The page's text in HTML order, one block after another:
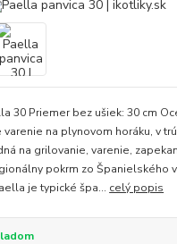
30 Priemer bez ušiek: 30 cm
varenie na plynovom horáku, v
na grilovanie, varenie,
pokrm zo Španielského
je typické špa... celý popis